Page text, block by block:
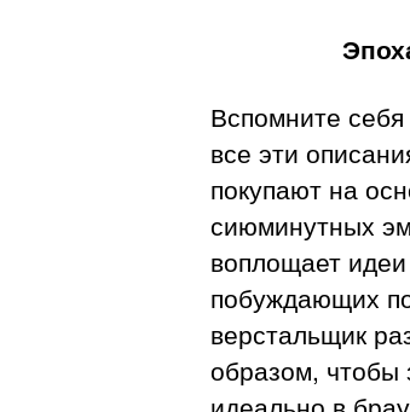
Вспомните
все эти
покупают на
сиюминутных
воплощает
побуждающих
верстальщик
образом, чтобы